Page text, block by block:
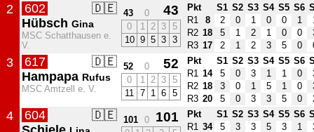
2 🇩🇪
602
Hübsch Gina
MSC Schatthausen e.
V.
43 0 43
0 1 2 3
5
10
9 5 3 3
Pkt S1 S2 S3 S4 S5 S6
R1
8 2 0 1 0 0 1
R2 18 5 1 2 1 0 0
R3 17 2 1 2 3 5 0
3 🇩🇪
617
Hampapa Rufus
MSC Amtzell e. V.
52 0 52
0 1 2 3
5
11
7 1 6 5
Pkt S1 S2 S3 S4 S5 S6
R1
14 5 0 3 1 1 0
R2 18 3 0 1 5 1 0
R3 20 5 0 3 3 5 0
4 🇩🇪
604
101 0 101 Pkt S1 S2 S3 S4 S5 S6
R1
34 5 3 3 5 3 1